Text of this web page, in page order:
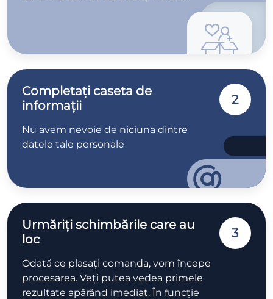
Completați caseta de
informații
Nu avem nevoie de niciuna dintre
datele tale personale
2
Urmăriți schimbările care au
loc
Odată ce plasați comanda, vom începe
procesarea. Veți putea vedea primele
rezultate apărând imediat. În funcție
3